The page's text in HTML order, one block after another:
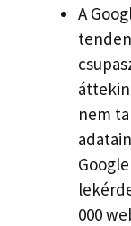
A
nem
000